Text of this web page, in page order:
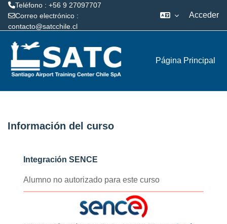
Teléfono : +56 9 27097707
Correo electrónico :
contacto@satcchile.cl
Acceder
Página Principal
Información del curso
Integración SENCE
Alumno no autorizado para este curso